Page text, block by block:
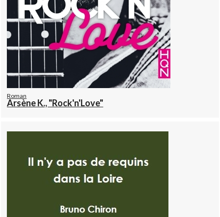
Roman
Arsène K., "Rock'n'Love"